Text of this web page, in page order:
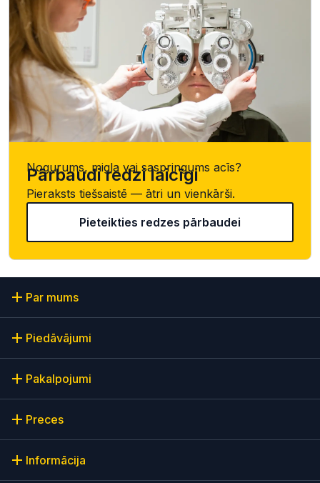
Nogurums, migla vai saspringums acīs?
Pārbaudi redzi laicīgi
Pieraksts tiešsaistē — ātri un vienkārši.
Pieteikties redzes pārbaudei
Par mums
Piedāvājumi
Pakalpojumi
Preces
Informācija